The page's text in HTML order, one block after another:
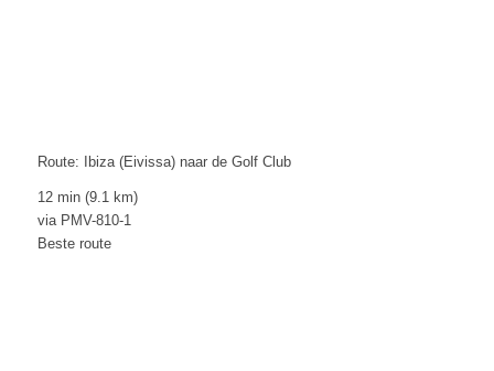
Route: Ibiza (Eivissa) naar de Golf Club
12 min (9.1 km)
via PMV-810-1
Beste route